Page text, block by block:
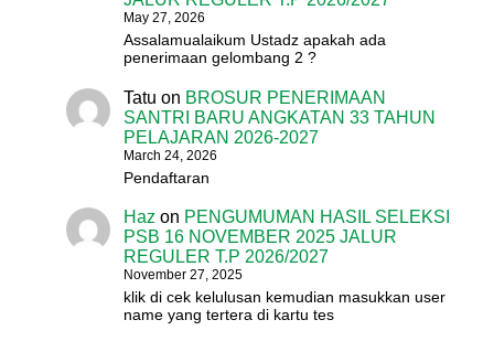
May 27, 2026
Assalamualaikum Ustadz apakah ada
penerimaan gelombang 2 ?
Tatu on BROSUR PENERIMAAN
SANTRI BARU ANGKATAN 33 TAHUN
PELAJARAN 2026-2027
March 24, 2026
Pendaftaran
Haz on PENGUMUMAN HASIL SELEKSI
PSB 16 NOVEMBER 2025 JALUR
REGULER T.P 2026/2027
November 27, 2025
klik di cek kelulusan kemudian masukkan user
name yang tertera di kartu tes